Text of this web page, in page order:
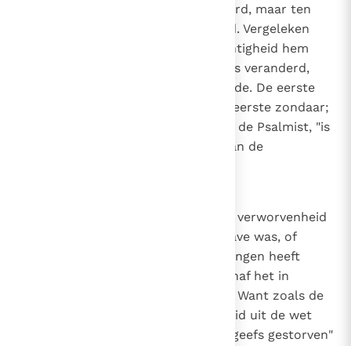
gevormd had, was Adam veranderd, maar ten
kwade, door zijn ongerechtigheid. Vergeleken
met de staat waarin de ongerechtigheid hem
had gebracht, is de gelovige mens veranderd,
maar ten goede, door Gods genade. De eerste
verandering is te danken aan de eerste zondaar;
de tweede "verandering", volgens de Psalmist, "is
te danken aan de rechterhand van de
Niemand zal door zijn schijnbare verworvenheid
geëerd worden, alsof het geen gave was, of
veronderstellen dat hij het ontvangen heeft
omdat een boodschap van buitenaf het in
geschrift of in spraak vermeldde. Want zoals de
apostel zegt: "Indien gerechtigheid uit de wet
voortkomt, dan is Christus tevergeefs gestorven"